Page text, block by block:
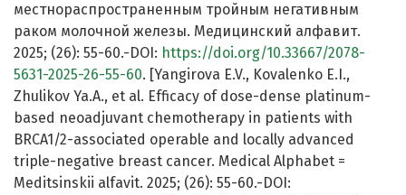
местнораспространенным тройным негативным
раком молочной железы. Медицинский алфавит.
2025; (26): 55-60.-DOI: https://doi.org/10.33667/2078-
5631-2025-26-55-60. [Yangirova E.V., Kovalenko E.I.,
Zhulikov Ya.A., et al. Efficacy of dose-dense platinum-
based neoadjuvant chemotherapy in patients with
BRCA1/2-associated operable and locally advanced
triple-negative breast cancer. Medical Alphabet =
Meditsinskii alfavit. 2025; (26): 55-60.-DOI: